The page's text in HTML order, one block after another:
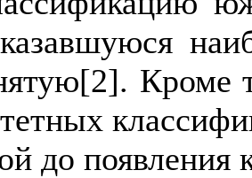
Кроме
до появления